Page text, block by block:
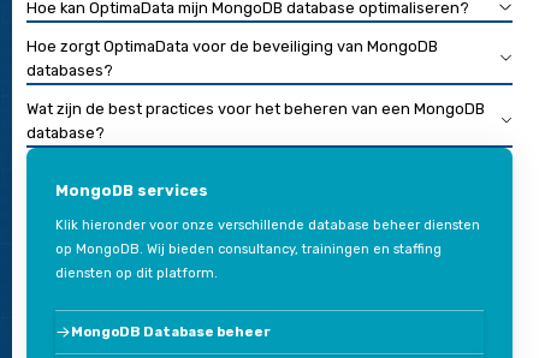
MongoDB of PostgreSQL voor een web
MongoDB of PostgreSQL? Alle SQL databases kunnen
relationele queries zoals hierboven beschreven, maar
wel heel erg goed…
Lees deze blog
Veelgestelde vragen over
database beheer en consultancy
Wat zijn de voordelen van MongoDB vergeleken met